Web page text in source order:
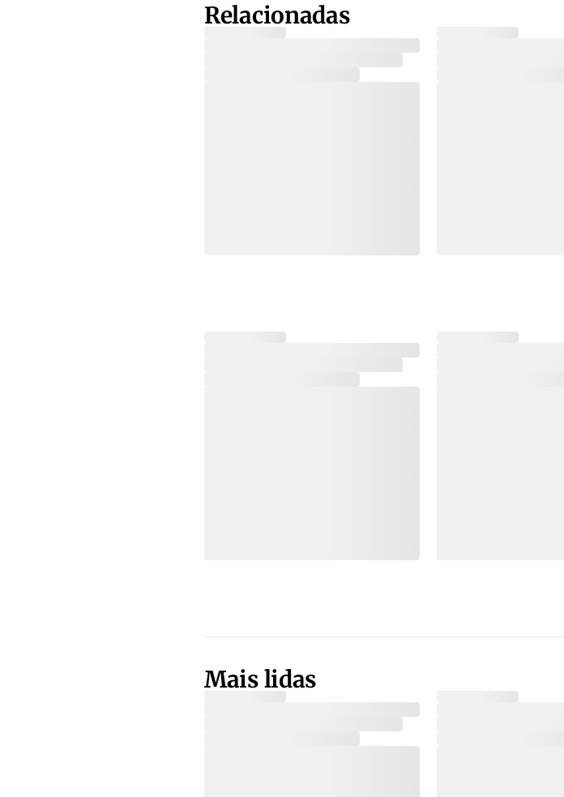
Relacionadas
Mais lidas